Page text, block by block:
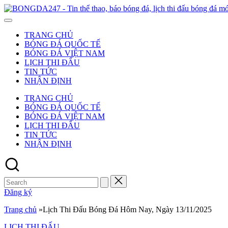
Skip
to
TRANG CHỦ
BÓNG ĐÁ QUỐC TẾ
BÓNG ĐÁ VIỆT NAM
LỊCH THI ĐẤU
TIN TỨC
NHẬN ĐỊNH
TRANG CHỦ
BÓNG ĐÁ QUỐC TẾ
BÓNG ĐÁ VIỆT NAM
LỊCH THI ĐẤU
TIN TỨC
NHẬN ĐỊNH
Search
for:
Đăng ký
Trang chủ »Lịch Thi Đấu Bóng Đá Hôm Nay, Ngày 13/11/2025
Posted